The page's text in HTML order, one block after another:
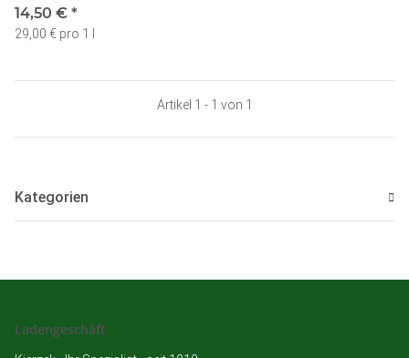
14,50 € *
29,00 € pro 1 l
Artikel 1 - 1 von 1
Kategorien
Ladengeschäft